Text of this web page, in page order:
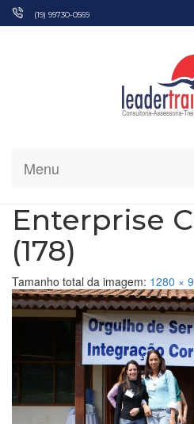
Pular
(19) 99730-0569
Menu
Enterprise
(178)
Tamanho total da imagem: 1280 ×